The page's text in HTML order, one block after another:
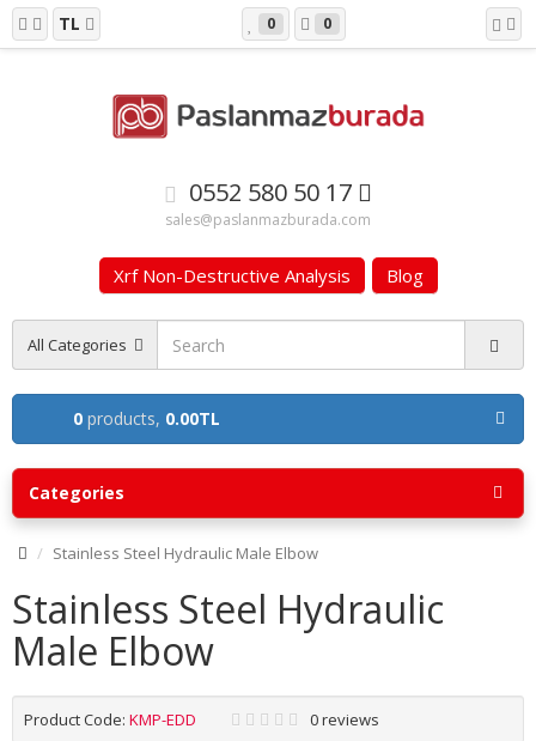
TL 0 0
0552 580 50 17
sales@paslanmazburada.com
Xrf Non-Destructive Analysis Blog
All Categories
0 products, 0.00TL
Categories
Stainless Steel Hydraulic Male Elbow
Stainless Steel Hydraulic
Male Elbow
Product Code: KMP-EDD 0 reviews